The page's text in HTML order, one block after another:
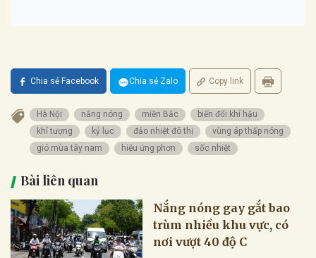
Chia sẻ Facebook Chia sẻ Zalo Copy link
Hà Nội nắng nóng miền Bắc
biến đổi khí hậu
khí tượng
kỷ lục đảo nhiệt đô thị
vùng áp thấp nóng
gió mùa tây nam
hiệu ứng phơn sốc nhiệt
Bài liên quan
Nắng nóng gay gắt bao
trùm nhiều khu vực, có
nơi vượt 40 độ C